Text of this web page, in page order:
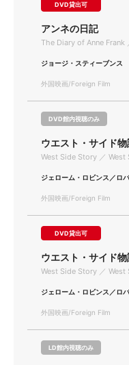
DVD貸出可
アンネの日記
The Diary of Anne Frank
ジョージ・スティーブンス
外国映画/Foreign Film
DVD館内視聴のみ
ウエスト・サイド物
West Side Story ／ West
ジェローム・ロビンス／ロ
外国映画/Foreign Film
DVD貸出可
ウエスト・サイド物
West Side Story ／ West
ジェローム・ロビンス／ロ
外国映画/Foreign Film
LD館内視聴のみ